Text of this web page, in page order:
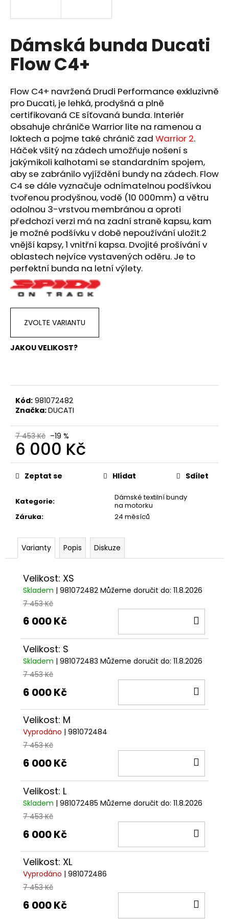
Dámská bunda Ducati
Flow C4+
Flow C4+ navržená Drudi Performance exkluzivně
pro Ducati, je lehká, prodyšná a plně
certifikovaná CE síťovaná bunda. Interiér
obsahuje chrániče Warrior lite na ramenou a
loktech a pojme také chránič zad Warrior 2.
Háček všitý na zádech umožňuje nošení s
jakýmikoli kalhotami se standardním spojem,
aby se zabránilo vyjíždění bundy na zádech. Flow
C4 se dále vyznačuje odnímatelnou podšívkou
tvořenou prodyšnou, vodě (10 000mm) a větru
odolnou 3-vrstvou membránou a oproti
předchozí verzi má na zadní straně kapsu, kam
je možné podšívku v době nepoužívání uložit.2
vnější kapsy, 1 vnitřní kapsa. Dvojité prošívání v
oblastech nejvíce vystavených oděru. Je to
perfektní bunda na letní výlety.
ZVOLTE VARIANTU
JAKOU VELIKOST?
Kód: 981072482
Značka:DUCATI
7 453 Kč –19 %
6 000 Kč
Měrná
cena:
Kategorie:
Dámské textilní bundy
na motorku
Záruka: 24 měsíců
Zeptat se Hlídat Sdílet
Varianty Popis Diskuze
Velikost: XS
Skladem | 981072482 Můžeme doručit do: 11.8.2026
7 453 Kč
6 000 Kč
Velikost: S
Skladem | 981072483 Můžeme doručit do: 11.8.2026
7 453 Kč
6 000 Kč
Velikost: M
Vyprodáno | 981072484
7 453 Kč
6 000 Kč
Velikost: L
Skladem | 981072485 Můžeme doručit do: 11.8.2026
7 453 Kč
6 000 Kč
Velikost: XL
Vyprodáno | 981072486
7 453 Kč
6 000 Kč
í
t
?
HLEDAT
D
o
p
o
r
u
č
u
j
e
m
e
VESTA
DUCATI
CORSE
THRILL
2,0
Kč